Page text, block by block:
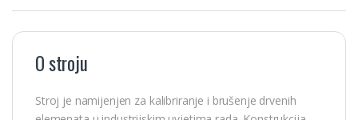
O stroju
Stroj je namijenjen za kalibriranje i brušenje drvenih